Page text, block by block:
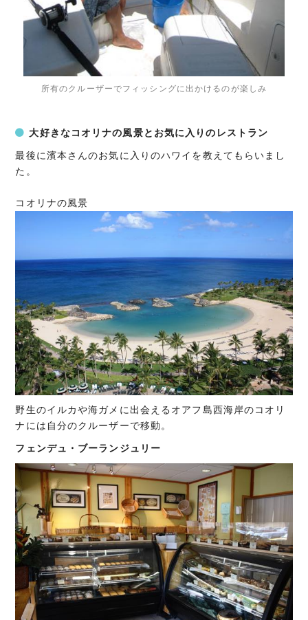
所有のクルーザーでフィッシングに出かけるのが楽しみ
大好きなコオリナの風景とお気に入りのレストラン
最後に濱本さんのお気に入りのハワイを教えてもらいまし
た。
コオリナの風景
野生のイルカや海ガメに出会えるオアフ島西海岸のコオリ
ナには自分のクルーザーで移動。
フェンデュ・ブーランジュリー